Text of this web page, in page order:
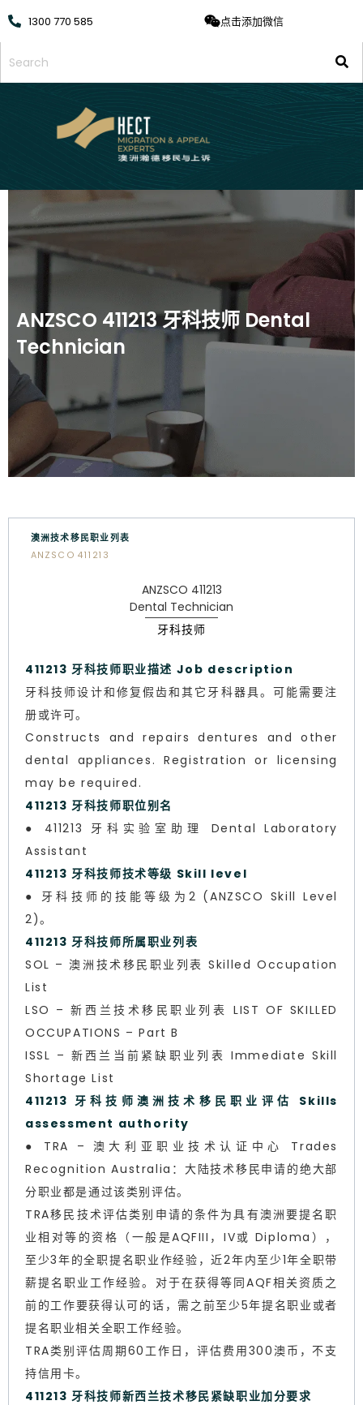
1300 770 585 点击添加微信
ANZSCO 411213 牙科技师 Dental
Technician
澳洲技术移民职业列表
ANZSCO 411213
ANZSCO 411213
Dental Technician
牙科技师
411213 牙科技师职业描述 Job description
牙科技师设计和修复假齿和其它牙科器具。可能需要注
册或许可。
Constructs and repairs dentures and other
dental appliances. Registration or licensing
may be required.
411213 牙科技师职位别名
● 411213 牙科实验室助理 Dental Laboratory
Assistant
411213 牙科技师技术等级 Skill level
● 牙科技师的技能等级为2 (ANZSCO Skill Level
2)。
411213 牙科技师所属职业列表
SOL – 澳洲技术移民职业列表 Skilled Occupation
List
LSO – 新西兰技术移民职业列表 LIST OF SKILLED
OCCUPATIONS – Part B
ISSL – 新西兰当前紧缺职业列表 Immediate Skill
Shortage List
411213 牙科技师澳洲技术移民职业评估 Skills
assessment authority
● TRA – 澳大利亚职业技术认证中心 Trades
Recognition Australia：大陆技术移民申请的绝大部
分职业都是通过该类别评估。
TRA移民技术评估类别申请的条件为具有澳洲要提名职
业相对等的资格（一般是AQFIII，IV或 Diploma），
至少3年的全职提名职业作经验，近2年内至少1年全职带
薪提名职业工作经验。对于在获得等同AQF相关资质之
前的工作要获得认可的话，需之前至少5年提名职业或者
提名职业相关全职工作经验。
TRA类别评估周期60工作日，评估费用300澳币，不支
持信用卡。
411213 牙科技师新西兰技术移民紧缺职业加分要求